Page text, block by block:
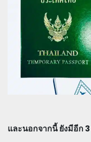
และนอกจากนี้ ยังมีอีก